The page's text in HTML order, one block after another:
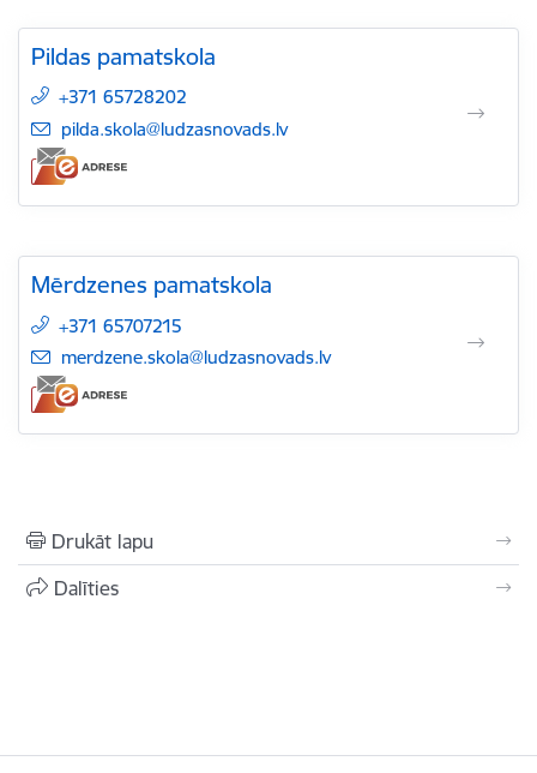
Pildas pamatskola
+371 65728202
E-pasts:
pilda.skola@ludzasnovads.lv
Mērdzenes pamatskola
+371 65707215
E-pasts:
merdzene.skola@ludzasnovads.lv
Drukāt lapu
Dalīties